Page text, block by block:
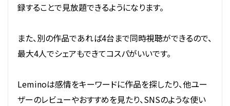
録することで見放題できるようになります。
また、別の作品であれば4台まで同時視聴ができるので、
最大4人でシェアもできてコスパがいいです。
Leminoは感情をキーワードに作品を探したり、他ユー
ザーのレビューやおすすめを見たり、SNSのような使い